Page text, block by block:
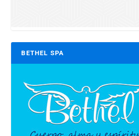
BETHEL SPA